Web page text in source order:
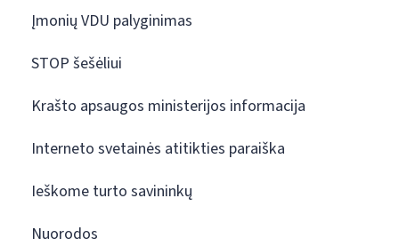
Įmonių VDU palyginimas
STOP šešėliui
Krašto apsaugos ministerijos informacija
Interneto svetainės atitikties paraiška
Ieškome turto savininkų
Nuorodos